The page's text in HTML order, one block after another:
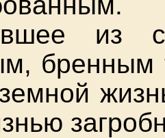
из
бренным